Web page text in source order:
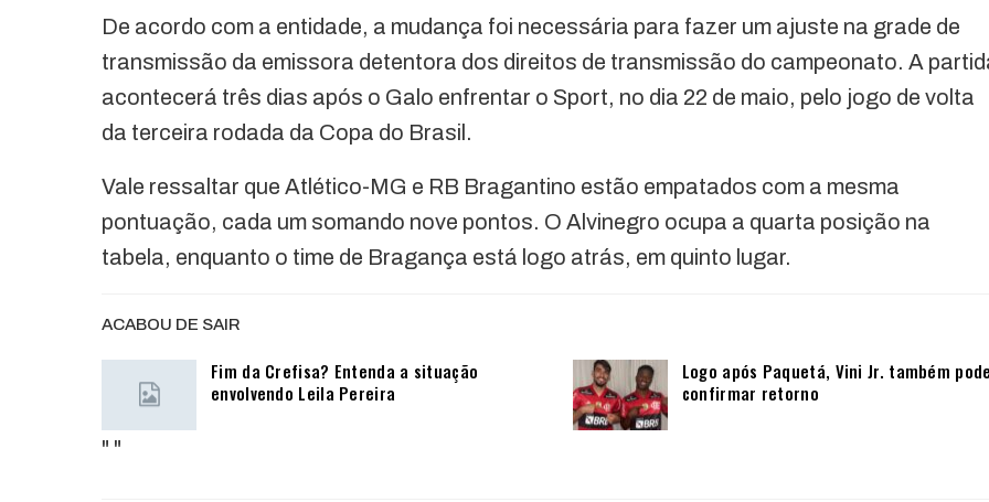
De acordo com a entidade, a mudança foi necessária para fazer um ajuste na grade de
transmissão da emissora detentora dos direitos de transmissão do campeonato. A
acontecerá três dias após o Galo enfrentar o Sport, no dia 22 de maio, pelo jogo de volta
da terceira rodada da Copa do Brasil.
Vale ressaltar que Atlético-MG e RB Bragantino estão empatados com a mesma
pontuação, cada um somando nove pontos. O Alvinegro ocupa a quarta posição na
tabela, enquanto o time de Bragança está logo atrás, em quinto lugar.
ACABOU DE SAIR
Fim da Crefisa? Entenda a situação
envolvendo Leila Pereira
" "
Logo após Paquetá, Vini Jr. também
confirmar retorno